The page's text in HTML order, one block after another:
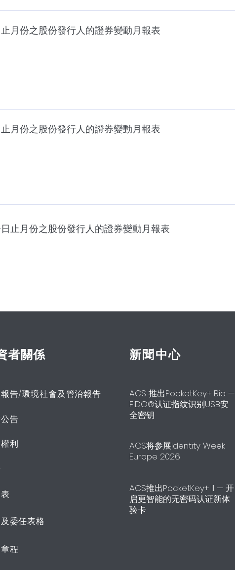
月份之股份發行人的證券變動月報表
月份之股份發行人的證券變動月報表
止月份之股份發行人的證券變動月報表
者關係
告/環境社會及管治報告
告
利
委任表格
程
新聞中心
ACS 推出PocketKey+ Bio —
FIDO®认证指纹识别USB安
全密钥
ACS将参展Identity Week
Europe 2026
ACS推出PocketKey+ II — 开
启更智能的无密码认证新体
验卡